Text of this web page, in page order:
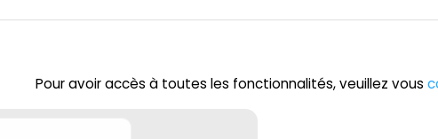
Pour avoir accès à toutes les fonctionnalités, veuillez vous